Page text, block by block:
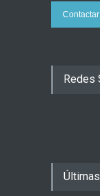
Contactar
Redes